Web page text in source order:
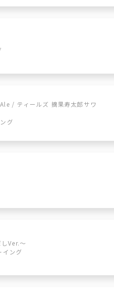
/ ティールズ 摘果寿太郎サワ
グ
Ver.～
ング